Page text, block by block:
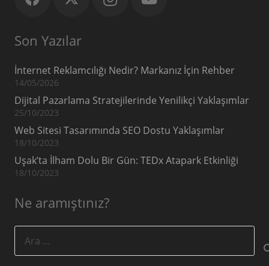
Son Yazılar
İnternet Reklamcılığı Nedir? Markanız İçin Rehber
14/05/2026
Dijital Pazarlama Stratejilerinde Yenilikçi Yaklaşımlar
25/10/2023
Web Sitesi Tasarımında SEO Dostu Yaklaşımlar
18/10/2023
Uşak’ta İlham Dolu Bir Gün: TEDx Atapark Etkinliği
18/10/2023
Ne aramıştınız?